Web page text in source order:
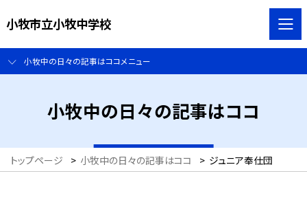
小牧市立小牧中学校
小牧中の日々の記事はココメニュー
小牧中の日々の記事はココ
トップページ > 小牧中の日々の記事はココ > ジュニア奉仕団